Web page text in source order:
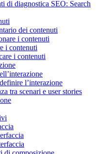
di diagnostica SEO: Search
dei contenuti
i contenuti
i contenuti
i contenuti
l’interazione
tra scenari e user stories